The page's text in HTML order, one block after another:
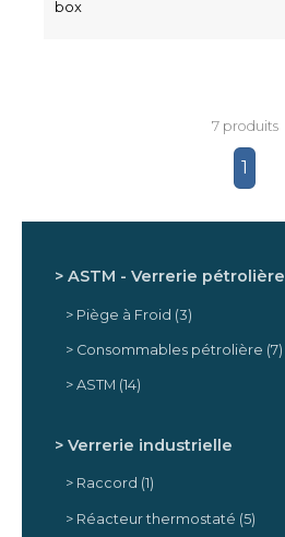
ASTM - Verrerie pétrolière
Piège à Froid (3)
Consommables pétrolière (7)
ASTM (14)
Verrerie industrielle
Raccord (1)
Réacteur thermostaté (5)
box
7 produits
1